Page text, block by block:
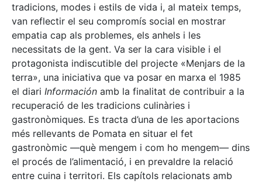
tradicions, modes i estils de vida i, al mateix temps,
van reflectir el seu compromís social en mostrar
empatia cap als problemes, els anhels i les
necessitats de la gent. Va ser la cara visible i el
protagonista indiscutible del projecte «Menjars de la
terra», una iniciativa que va posar en marxa el 1985
el diari Información amb la finalitat de contribuir a la
recuperació de les tradicions culinàries i
gastronòmiques. Es tracta d’una de les aportacions
més rellevants de Pomata en situar el fet
gastronòmic —què mengem i com ho mengem— dins
el procés de l’alimentació, i en prevaldre la relació
entre cuina i territori. Els capítols relacionats amb